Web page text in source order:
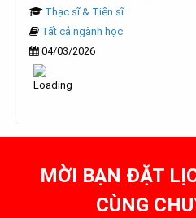
Thạc sĩ & Tiến sĩ
Tất cả ngành học
04/03/2026
MỜI BẠN ĐẶT
CÙNG